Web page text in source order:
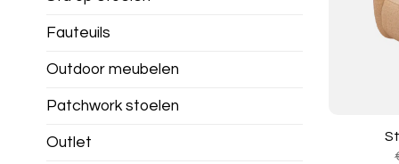
Fauteuils
Outdoor meubelen
Patchwork stoelen
Outlet